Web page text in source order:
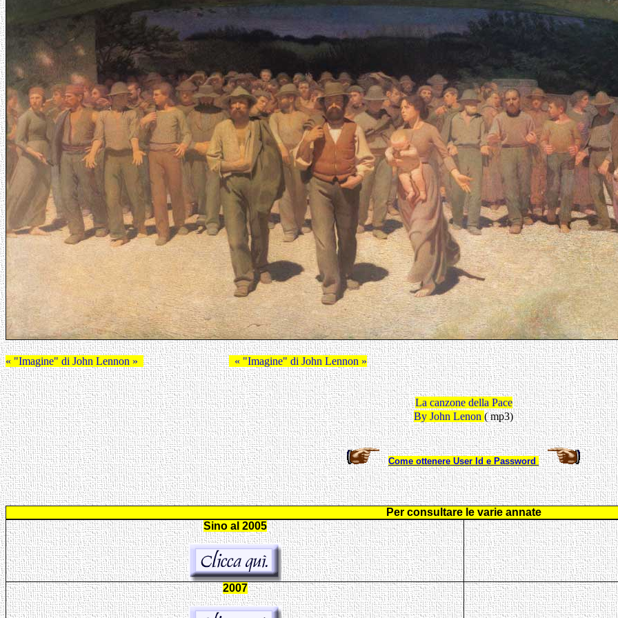
« "Imagine" di John Lennon » « "Imagine" di John Lennon »
La canzone della Pace
By John Lenon ( mp3)
Come ottenere User Id e Password
Per consultare le varie annate
Sino al 2005
2007